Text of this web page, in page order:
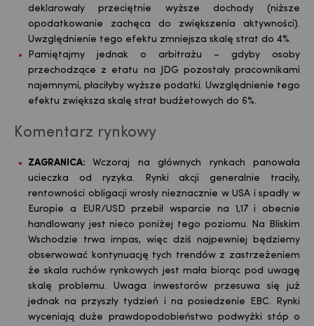
deklarowały przeciętnie wyższe dochody (niższe
opodatkowanie zachęca do zwiększenia aktywności).
Uwzględnienie tego efektu zmniejsza skalę strat do 4%.
Pamiętajmy jednak o arbitrażu – gdyby osoby
przechodzące z etatu na JDG pozostały pracownikami
najemnymi, płaciłyby wyższe podatki. Uwzględnienie tego
efektu zwiększa skalę strat budżetowych do 6%.
Komentarz rynkowy
ZAGRANICA:Wczoraj na głównych rynkach panowała
ucieczka od ryzyka. Rynki akcji generalnie traciły,
rentowności obligacji wrosły nieznacznie w USA i spadły w
Europie a EUR/USD przebił wsparcie na 1,17 i obecnie
handlowany jest nieco poniżej tego poziomu. Na Bliskim
Wschodzie trwa impas, więc dziś najpewniej będziemy
obserwować kontynuację tych trendów z zastrzeżeniem
że skala ruchów rynkowych jest mała biorąc pod uwagę
skalę problemu. Uwaga inwestorów przesuwa się już
jednak na przyszły tydzień i na posiedzenie EBC. Rynki
wyceniają duże prawdopodobieństwo podwyżki stóp o